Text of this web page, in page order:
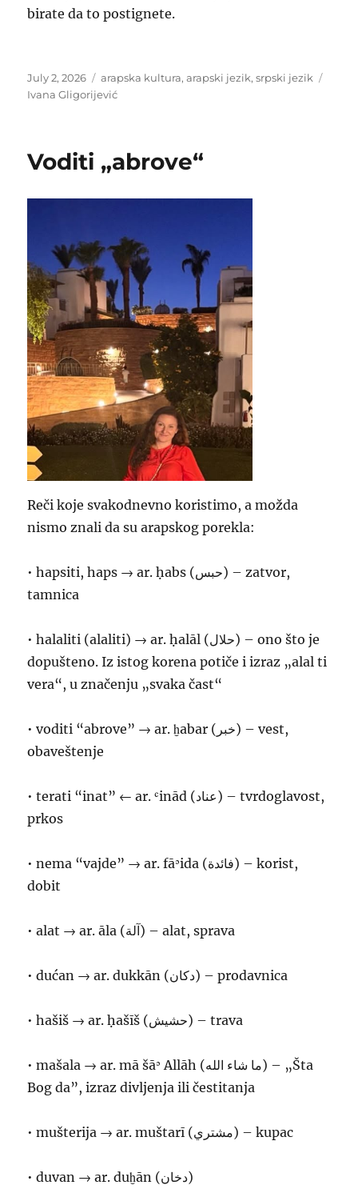
birate da to postignete.
Posted
on
July 2, 2026 Categories
arapska kultura,arapski jezik,srpski jezik
Ivana Gligorijević
Voditi „abrove“
Reči koje svakodnevno koristimo, a možda
nismo znali da su arapskog porekla:
• hapsiti, haps → ar. ḥabs (حبس) – zatvor,
tamnica
• halaliti (alaliti) → ar. ḥalāl (حلال) – ono što je
dopušteno. Iz istog korena potiče i izraz „alal ti
vera“, u značenju „svaka čast“
• voditi “abrove” → ar. ḫabar (خبر) – vest,
obaveštenje
• terati “inat” ← ar. ʿinād (عناد) – tvrdoglavost,
prkos
• nema “vajde” → ar. fāʾida (فائدة) – korist,
dobit
• alat → ar. āla (آلة) – alat, sprava
• dućan → ar. dukkān (دكان) – prodavnica
• hašiš → ar. ḥašīš (حشيش) – trava
• mašala → ar. mā šāʾ Allāh (ما شاء الله) – „Šta
Bog da”, izraz divljenja ili čestitanja
• mušterija → ar. muštarī (مشتري) – kupac
• duvan → ar. duḫān (دخان)